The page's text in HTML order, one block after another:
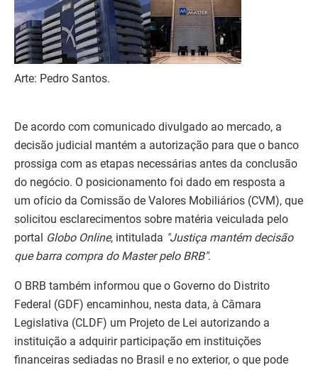
Arte: Pedro Santos.
De acordo com comunicado divulgado ao mercado, a
decisão judicial mantém a autorização para que o banco
prossiga com as etapas necessárias antes da conclusão
do negócio. O posicionamento foi dado em resposta a
um ofício da Comissão de Valores Mobiliários (CVM), que
solicitou esclarecimentos sobre matéria veiculada pelo
portal Globo Online, intitulada "Justiça mantém decisão
que barra compra do Master pelo BRB".
O BRB também informou que o Governo do Distrito
Federal (GDF) encaminhou, nesta data, à Câmara
Legislativa (CLDF) um Projeto de Lei autorizando a
instituição a adquirir participação em instituições
financeiras sediadas no Brasil e no exterior, o que pode